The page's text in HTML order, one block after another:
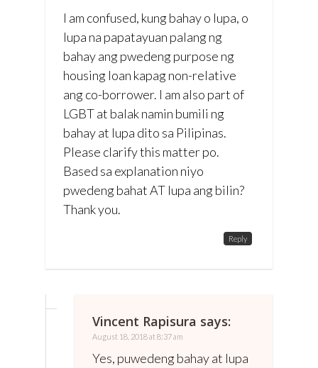
I am confused, kung bahay o lupa, o
lupa na papatayuan palang ng
bahay ang pwedeng purpose ng
housing loan kapag non-relative
ang co-borrower. I am also part of
LGBT at balak namin bumili ng
bahay at lupa dito sa Pilipinas.
Please clarify this matter po.
Based sa explanation niyo
pwedeng bahat AT lupa ang bilin?
Thank you.
Reply
Vincent Rapisura says:
August 18, 2018 at 8:37 am
Yes, puwedeng bahay at lupa